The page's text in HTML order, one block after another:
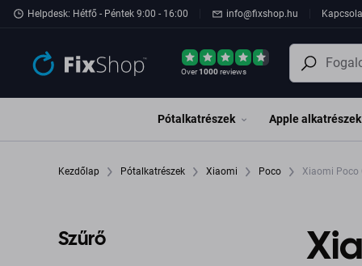
Ugrás az oldal fő részéhez
Helpdesk: Hétfő - Péntek 9:00 - 16:00 info@fixshop.hu
Over1000reviews
Pótalkatrészek Apple alkatrészek
Kezdőlap Pótalkatrészek Xiaomi Poco Xiaomi Poco
Szűrő